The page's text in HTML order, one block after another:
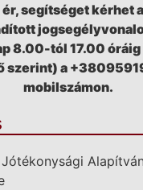
segítséget kérhet
8.00-tól 17.00
szerint) a
mobilszámon.
Jótékonysági